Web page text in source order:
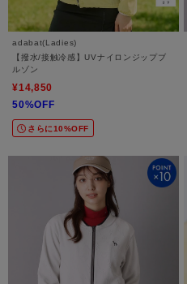
adabat(Ladies)
【撥水/接触冷感】UVナイロンジップブ
ルゾン
¥14,850
50%OFF
さらに10%OFF